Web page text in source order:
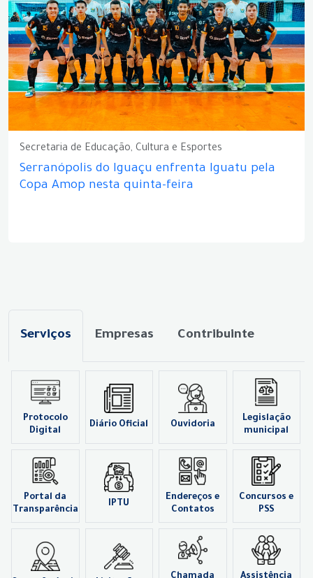
Secretaria de Educação, Cultura e Esportes
Serranópolis do Iguaçu enfrenta Iguatu pela
Copa Amop nesta quinta-feira
Serviços Empresas Contribuinte
Protocolo
Digital
Diário Oficial Ouvidoria
Legislação
municipal
Portal da
Transparência
IPTU
Endereços e
Contatos
Concursos e
PSS